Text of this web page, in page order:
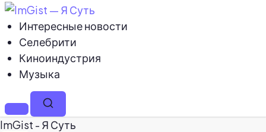
Интересные новости
Селебрити
Киноиндустрия
Музыка
МенюПоиск
ImGist - Я Суть